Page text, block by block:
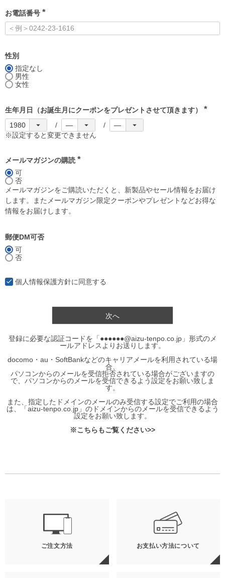
お電話番号
(
必
須
性別
指定なし
男性
女性
生年月日（お誕生月にクーポンをプレゼントさせて頂きます）
※設定すると変更できません
メールマガジンの購読
)
可
否
メールマガジンをご購読いただくと、新製品やセール情報をお届け
します。またメールマガジン限定クーポンやプレゼントなどお得な
情報をお届けします。
郵便DM可否
可
否
個人情報保護方針に同意する
次へ
登録に必要な認証コードを「●●●●●●@aizu-tenpo.co.jp」形式のメ
ールアドレスよりお送りします。
docomo・au・SoftBankなどのキャリアメールを利用されている場
合、
パソコンからのメールを受信拒否されている場合がございますの
で、パソコンからのメールを受信できるよう設定をお願い致しま
す。
また、指定したドメインのメールのみ受信する設定でご利用の場合
は、「aizu-tenpo.co.jp」のドメインからのメールを受信できるよう
設定をお願い致します。
※こちらもご覧ください>>
ご注文方法 お支払い方法について